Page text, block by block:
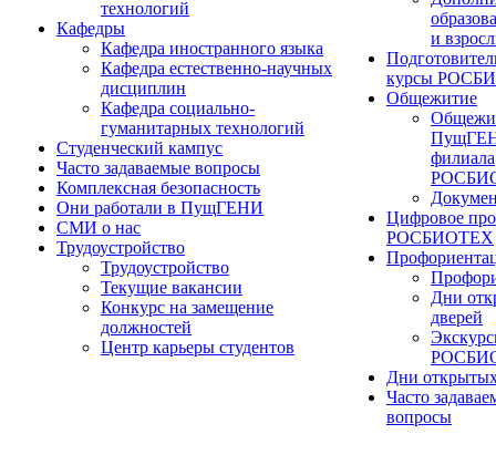
технологий
Кафедры
Кафедра иностранного языка
Кафедра естественно-научных
дисциплин
Кафедра социально-
гуманитарных технологий
Студенческий кампус
Часто задаваемые вопросы
Комплексная безопасность
Они работали в ПущГЕНИ
СМИ о нас
Трудоустройство
Трудоустройство
Текущие вакансии
Конкурс на замещение
должностей
Центр карьеры студентов
и
курсы
Общежитие
филиала
Цифровое
РОСБИОТЕХ
Дни
дверей
Дни
Часто
вопросы